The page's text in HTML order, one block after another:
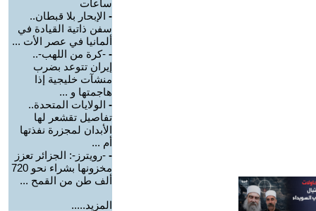
ساعات
- الإبحار بلا قبطان..
سفن ذاتية القيادة في
ألمانيا في عصر الأت ...
- -كرة من اللهب-..
إيران تتوعد بضرب
منشآت خليجية إذا
هاجمتها و ...
- الولايات المتحدة..
تفاصيل تقشعر لها
الأبدان لمجزرة نفذتها
أم ...
- -رويترز-: الجزائر تعزز
مخزونها بشراء نحو 720
ألف طن من القمح ...
المزيد.....